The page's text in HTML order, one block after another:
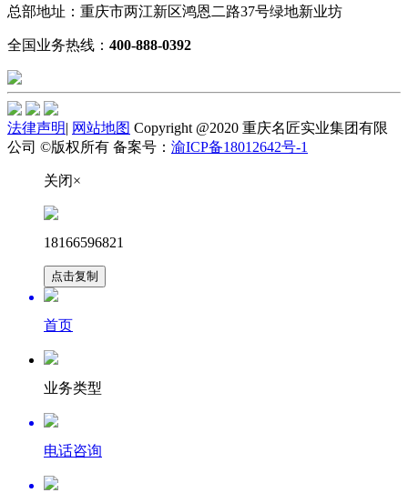
总部地址：重庆市两江新区鸿恩二路37号绿地新业坊
全国业务热线： 400-888-0392
法律声明| 网站地图 Copyright @2020 重庆名匠实业集团有限
公司 ©版权所有 备案号： 渝ICP备18012642号-1
关闭×
18166596821
点击复制
首页
业务类型
电话咨询